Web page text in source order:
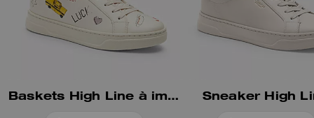
Baskets High Line à imprimé esquisse Sneaker High